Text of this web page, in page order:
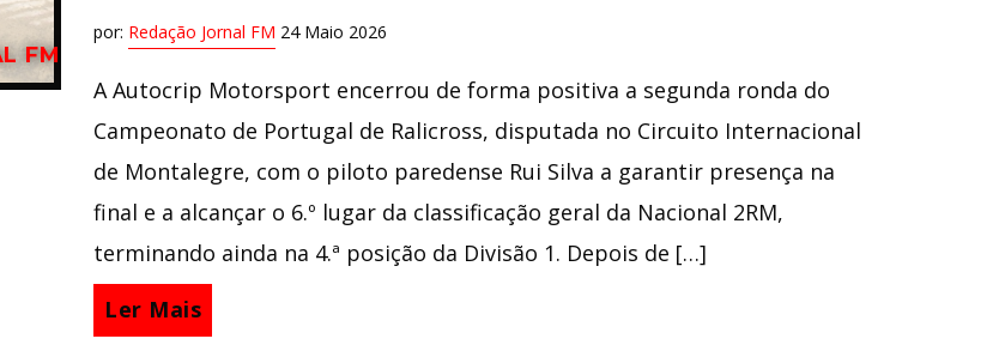
FM
por: Redação Jornal FM 24 Maio 2026
A Autocrip Motorsport encerrou de forma positiva a segunda ronda do
Campeonato de Portugal de Ralicross, disputada no Circuito Internacional
de Montalegre, com o piloto paredense Rui Silva a garantir presença na
final e a alcançar o 6.º lugar da classificação geral da Nacional 2RM,
terminando ainda na 4.ª posição da Divisão 1. Depois de […]
Ler Mais